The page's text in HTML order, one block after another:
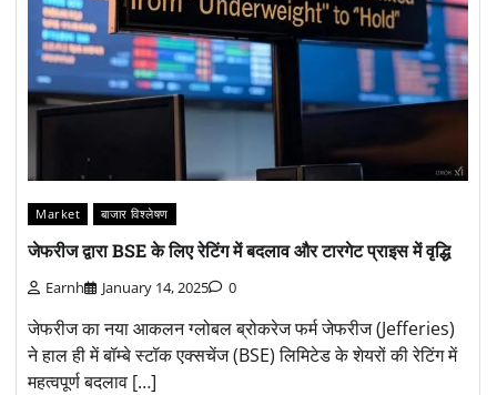
Market बाजार विश्लेषण
जेफरीज द्वारा BSE के लिए रेटिंग में बदलाव और टारगेट प्राइस में वृद्धि
Earnh January 14, 2025 0
जेफरीज का नया आकलन ग्लोबल ब्रोकरेज फर्म जेफरीज (Jefferies)
ने हाल ही में बॉम्बे स्टॉक एक्सचेंज (BSE) लिमिटेड के शेयरों की रेटिंग में
महत्वपूर्ण बदलाव […]